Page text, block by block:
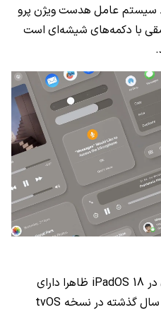
. سیستم ‌عامل هدستویژن پرو
با دکمه‌های شیشه‌ای است
در iPadOS 18 ظاهرا
دارای
سالگذشته در
نسخه tvOS